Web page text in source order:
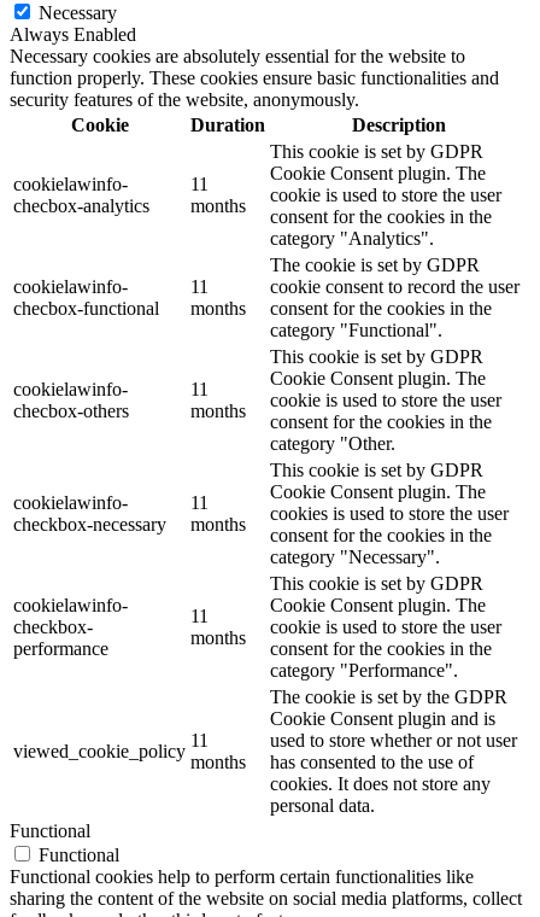
Necessary
Always Enabled
Necessary cookies are absolutely essential for the website to
function properly. These cookies ensure basic functionalities and
security features of the website, anonymously.
Cookie
Duration Description
cookielawinfo-
checbox-analytics
11
months
This cookie is set by GDPR
Cookie Consent plugin. The
cookie is used to store the user
consent for the cookies in the
category "Analytics".
cookielawinfo-
checbox-functional
11
months
The cookie is set by GDPR
cookie consent to record the user
consent for the cookies in the
category "Functional".
cookielawinfo-
checbox-others
11
months
This cookie is set by GDPR
Cookie Consent plugin. The
cookie is used to store the user
consent for the cookies in the
category "Other.
cookielawinfo-
checkbox-necessary
11
months
This cookie is set by GDPR
Cookie Consent plugin. The
cookies is used to store the user
consent for the cookies in the
category "Necessary".
cookielawinfo-
checkbox-
performance
11
months
This cookie is set by GDPR
Cookie Consent plugin. The
cookie is used to store the user
consent for the cookies in the
category "Performance".
viewed_cookie_policy
11
months
The cookie is set by the GDPR
Cookie Consent plugin and is
used to store whether or not user
has consented to the use of
cookies. It does not store any
personal data.
Functional
Functional
Functional cookies help to perform certain functionalities like
sharing the content of the website on social media platforms, collect